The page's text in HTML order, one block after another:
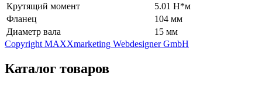
Крутящий момент
5.01 Н*м
Фланец
104 мм
Диаметр вала
15 мм
Copyright MAXXmarketing Webdesigner GmbH
Каталог товаров